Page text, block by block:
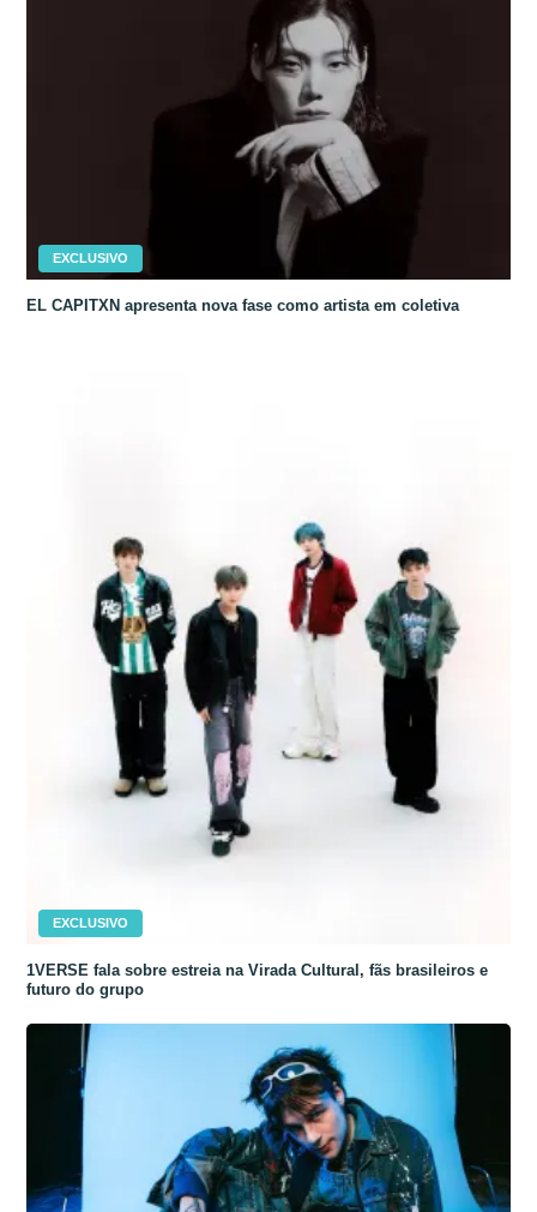
EXCLUSIVO
EL CAPITXN apresenta nova fase como artista em coletiva
EXCLUSIVO
1VERSE fala sobre estreia na Virada Cultural, fãs brasileiros e
futuro do grupo